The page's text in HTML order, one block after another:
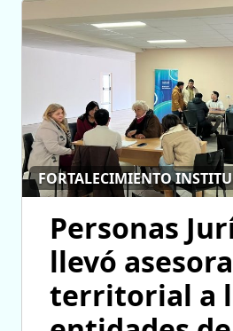
FORTALECIMIENTO
Personas
llevó
territorial a